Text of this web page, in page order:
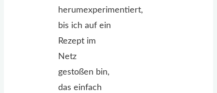
herumexperimentiert,
bis ich auf ein
Rezept im
Netz
gestoßen bin,
das einfach